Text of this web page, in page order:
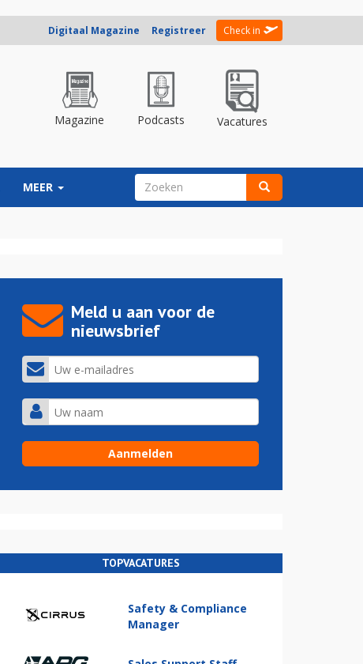
Digitaal Magazine Registreer Check in
Magazine Podcasts Vacatures
MEER ZOEKVELD
Meld u aan voor de
nieuwsbrief
TOPVACATURES
Safety & Compliance
Manager